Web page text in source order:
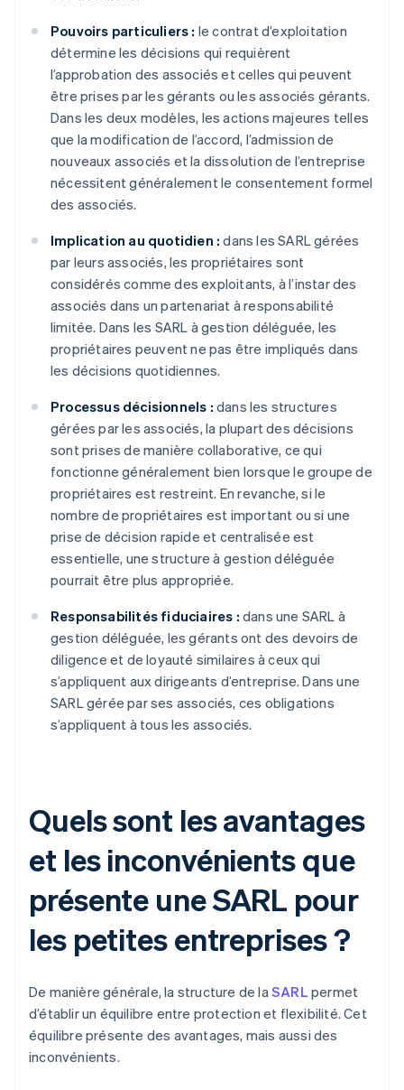
Pouvoirs particuliers : le contrat d’exploitation
détermine les décisions qui requièrent
l’approbation des associés et celles qui peuvent
être prises par les gérants ou les associés gérants.
Dans les deux modèles, les actions majeures telles
que la modification de l’accord, l’admission de
nouveaux associés et la dissolution de l’entreprise
nécessitent généralement le consentement formel
des associés.
Implication au quotidien : dans les SARL gérées
par leurs associés, les propriétaires sont
considérés comme des exploitants, à l’instar des
associés dans un partenariat à responsabilité
limitée. Dans les SARL à gestion déléguée, les
propriétaires peuvent ne pas être impliqués dans
les décisions quotidiennes.
Processus décisionnels : dans les structures
gérées par les associés, la plupart des décisions
sont prises de manière collaborative, ce qui
fonctionne généralement bien lorsque le groupe de
propriétaires est restreint. En revanche, si le
nombre de propriétaires est important ou si une
prise de décision rapide et centralisée est
essentielle, une structure à gestion déléguée
pourrait être plus appropriée.
Responsabilités fiduciaires : dans une SARL à
gestion déléguée, les gérants ont des devoirs de
diligence et de loyauté similaires à ceux qui
s’appliquent aux dirigeants d’entreprise. Dans une
SARL gérée par ses associés, ces obligations
s’appliquent à tous les associés.
Quels sont les avantages
et les inconvénients que
présente une SARL pour
les petites entreprises ?
De manière générale, la structure de laSARL permet
d’établir un équilibre entre protection et flexibilité. Cet
équilibre présente des avantages, mais aussi des
inconvénients.